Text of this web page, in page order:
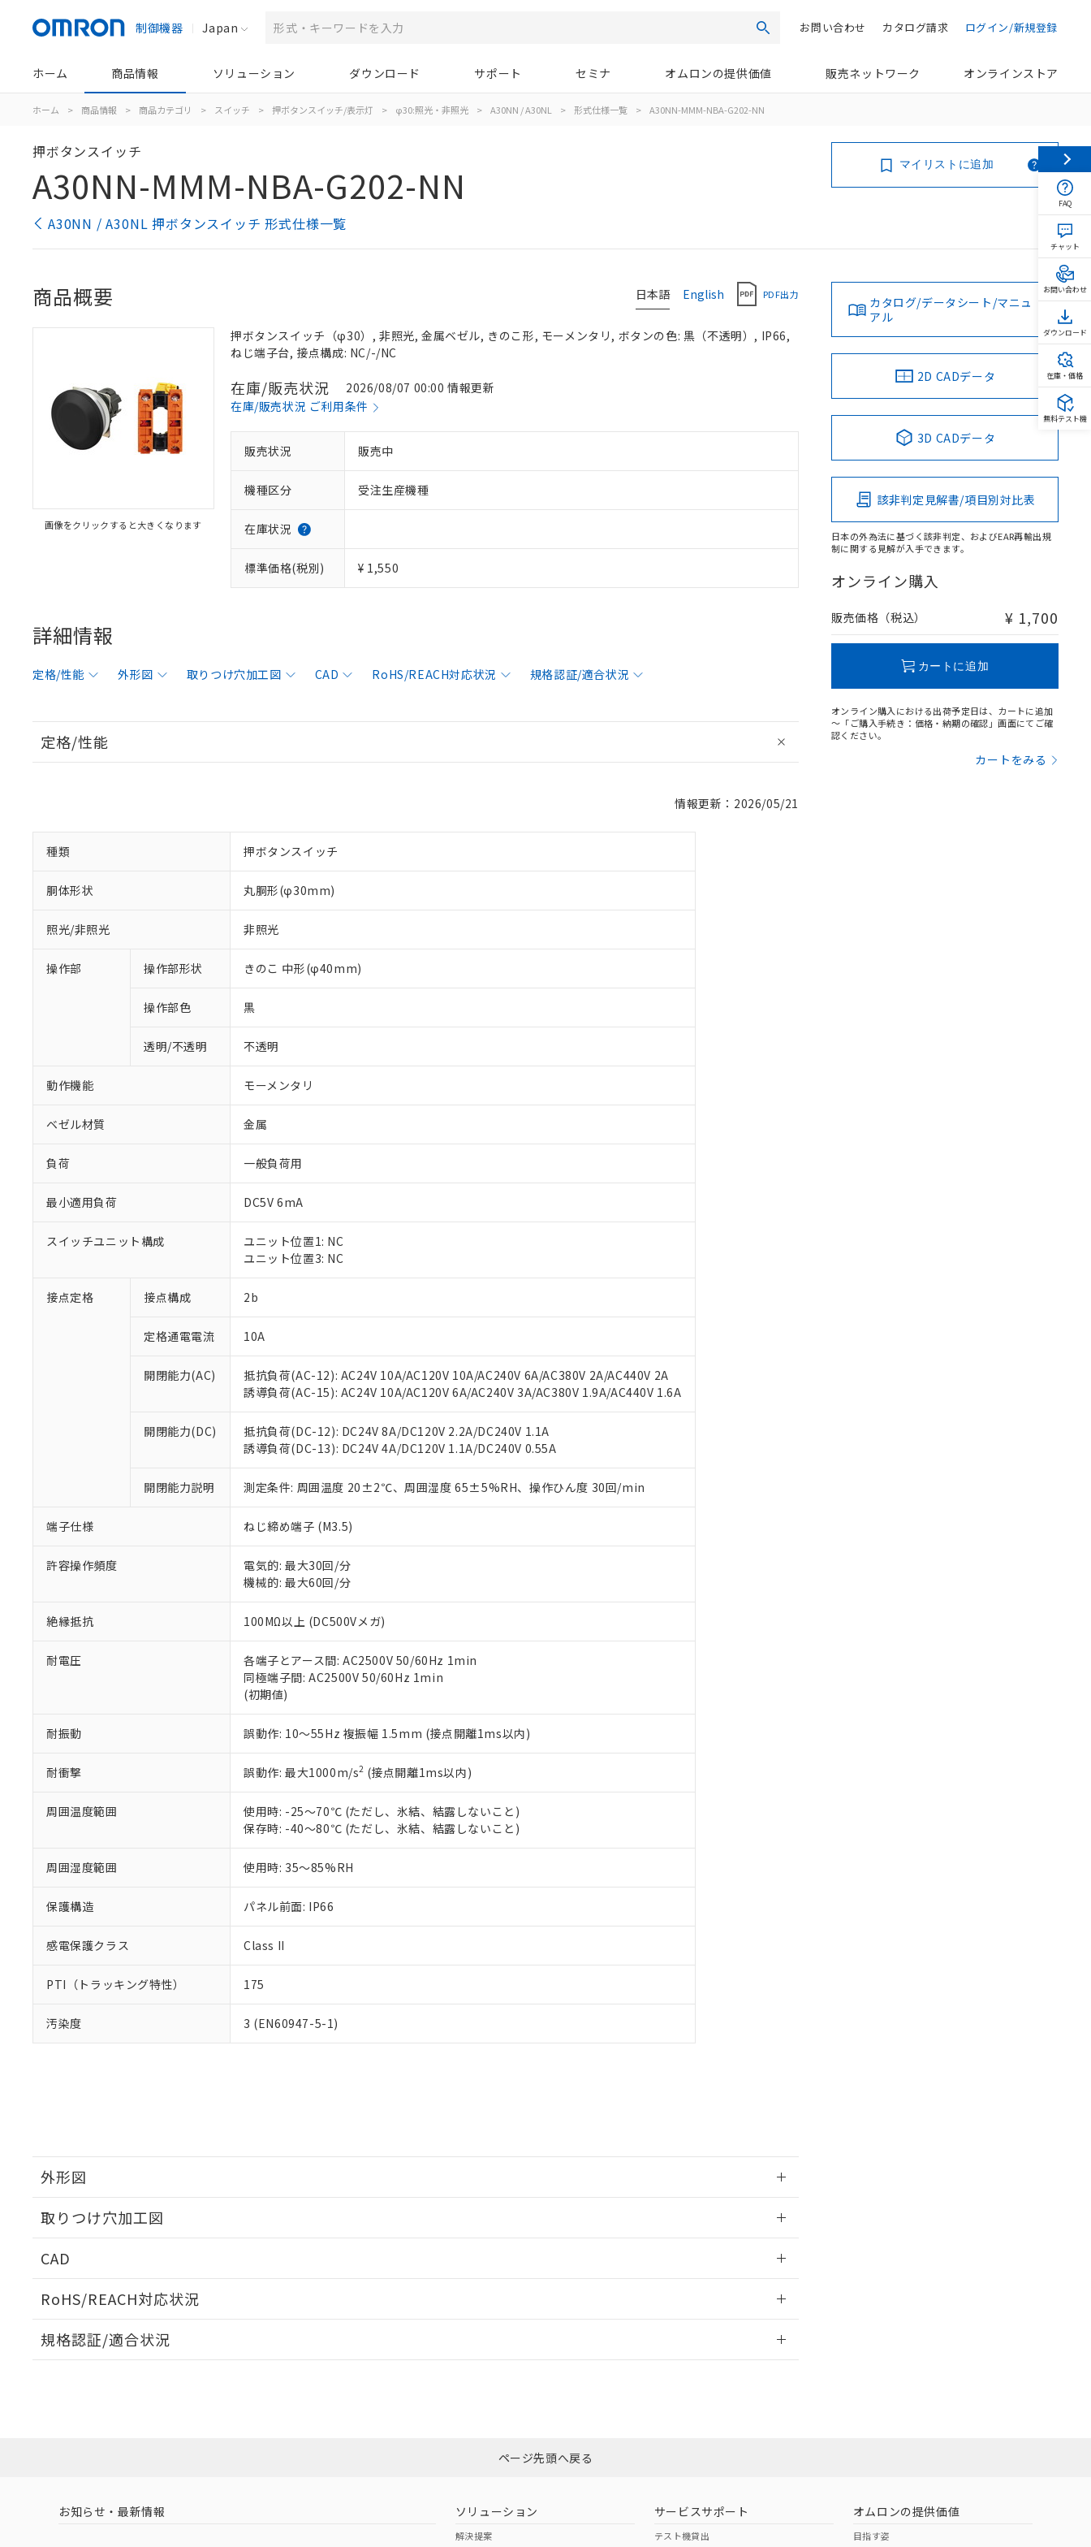
制御機器 Japan 検索 ログイン/新規登録
カタログ請求
お問い合わせ
ホーム 商品情報 ソリューション ダウンロード サポート セミナ オムロンの提供価値 販売ネットワーク オンラインストア
ホーム > 商品情報 > 商品カテゴリ > スイッチ > 押ボタンスイッチ/表示灯 > φ30:照光・非照光 > A30NN / A30NL > 形式仕様一覧 > A30NN-MMM-NBA-G202-NN
押ボタンスイッチ
A30NN-MMM-NBA-G202-NN
A30NN / A30NL 押ボタンスイッチ 形式仕様一覧
マイリストに追加
日本語 English PDF出力
商品概要
画像をクリックすると大きくなります
押ボタンスイッチ（φ30）, 非照光, 金属ベゼル, きのこ形, モーメンタリ, ボタンの色: 黒（不透明）, IP66,
ねじ端子台, 接点構成: NC/-/NC
在庫/販売状況
2026/08/07 00:00 情報更新
在庫/販売状況 ご利用条件
販売状況 販売中
機種区分 受注生産機種
在庫状況
標準価格(税別) ¥ 1,550
詳細情報
定格/性能 外形図 取りつけ穴加工図 CAD RoHS/REACH対応状況 規格認証/適合状況
定格/性能
情報更新：2026/05/21
種類 押ボタンスイッチ
胴体形状 丸胴形(φ30mm)
照光/非照光 非照光
操作部 操作部形状 きのこ 中形(φ40mm)
操作部色 黒
透明/不透明 不透明
動作機能 モーメンタリ
ベゼル材質 金属
負荷 一般負荷用
最小適用負荷 DC5V 6mA
スイッチユニット構成
ユニット位置1: NC
ユニット位置3: NC
接点定格 接点構成 2b
定格通電電流 10A
開閉能力(AC)
抵抗負荷(AC-12): AC24V 10A/AC120V 10A/AC240V 6A/AC380V 2A/AC440V 2A
誘導負荷(AC-15): AC24V 10A/AC120V 6A/AC240V 3A/AC380V 1.9A/AC440V 1.6A
開閉能力(DC)
抵抗負荷(DC-12): DC24V 8A/DC120V 2.2A/DC240V 1.1A
誘導負荷(DC-13): DC24V 4A/DC120V 1.1A/DC240V 0.55A
開閉能力説明 測定条件: 周囲温度 20±2℃、周囲湿度 65±5%RH、操作ひん度 30回/min
端子仕様 ねじ締め端子 (M3.5)
許容操作頻度
電気的: 最大30回/分
機械的: 最大60回/分
絶縁抵抗 100MΩ以上 (DC500Vメガ)
耐電圧
各端子とアース間: AC2500V 50/60Hz 1min
同極端子間: AC2500V 50/60Hz 1min
(初期値)
耐振動 誤動作: 10～55Hz 複振幅 1.5mm (接点開離1ms以内)
耐衝撃 誤動作: 最大1000m/s2 (接点開離1ms以内)
周囲温度範囲
使用時: -25～70℃ (ただし、氷結、結露しないこと)
保存時: -40～80℃ (ただし、氷結、結露しないこと)
周囲湿度範囲 使用時: 35～85%RH
保護構造 パネル前面: IP66
感電保護クラス Class II
PTI（トラッキング特性） 175
汚染度 3 (EN60947-5-1)
外形図
取りつけ穴加工図
CAD
RoHS/REACH対応状況
EU RoHS 注意事項・凡例
ダウンロードはこちら
中国 RoHS 注意事項・凡例
規格認証/適合状況
カタログ/データシート/マニュ
アル
2D CADデータ
3D CADデータ
該非判定見解書/項目別対比表
日本の外為法に基づく該非判定、およびEAR再輸出規
制に関する見解が入手できます。
オンライン購入
販売価格（税込） ¥ 1,700
カートに追加
オンライン購入における出荷予定日は、カートに追加
～「ご購入手続き：価格・納期の確認」画面にてご確
認ください。
カートをみる
本サービスは、当社制御機器事業取扱商品の当社在庫状況および標準価格(税抜)を提供させていただ
くものです。
当社制御機器事業取扱商品の中には、本サービスの対象外となる商品もあることをご了承ください。
在庫状況および標準価格照会結果は、記載している更新日時点での社内データに基づき作成されるも
のであり、閲覧された時点での実際の在庫および標準価格とは異なる場合があることをご了承くださ
い。
正式な納期状況および標準価格はお客様のお取引先、またはお客様担当のオムロン制御機器販売店・
在庫状況および標準価格結果を当社の事前の承諾なく第三者に漏洩または開示しないようお願いしま
す。
マイパーツ機能（部品リスト作成サービス）をご利用いただくには、I-Webメンバーズにご登録され
ている必要があります。
お客様が当ウェブサイト上で当社にご登録された部品リストについて、当社および当社の共同利用者
が、当社の製品・サービスに関するお客様との取引・商談に必要な範囲で利用することをご了承くだ
※当社の共同利用者とは、 "個人情報の共同利用に関して"
いる法人を指します。
※1 対応状況
対応済み：EU RoHS指令（10物質）の非含有に対応した製品が提供可能な商品です。
対応予定：EU RoHS指令（10物質）の非含有に対応した製品に切り替える予定のある商品です。
対応予定なし：EU RoHS指令（10物質）の非含有に非対応の商品で、対応品を出す予定はありません。
仕入先様の事情により、非含有部品としていたものが、含有品と判明した場合などやむを得ず変更すること
があります。
*EU RoHS指令（10物質）：
鉛(Pb) 1000ppm以下、 水銀(Hg) 1000ppm以下、 カドミウム(Cd) 100ppm以下、
六価クロム(Cr(Ⅵ)) 1000ppm以下、ポリ臭化ビフェニル類(PBB) 1000ppm以下、ポリ臭化ジフェニルエーテル類(PBDE) 1000ppm以下、
フタル酸ビス(2-エチルヘキシル) (DEHP)(別名：DOP) 1000ppm以下、フタル酸ブチルベンジル（BBP） 1000ppm以下、フタル酸ジブチ
ル（DBP） 1000ppm以下、フタル酸ジイソブチル (DIBP) 1000ppm以下
但し、RoHS指令で産業用監視および制御機器に対する適用除外項目は除く。
フタル酸エステル類の４物質については閾値を超える意図的な使用がないことを確認しています。
部品在庫の切り替え状況などにより、予定月が前後することがあります。
※3 非含有証明書ダウンロード
下記の非含有証明書をダウンロードすることができます。
EU RoHS指令（10物質）の非含有証明書
51物質の非含有証明書（当社基準）
※本証明書は発行日時点で非含有を証明するもので、過去に遡って非含有を証明するものではありません。
混在することから備考欄に対応日を記載しておりました。
既に当社にて対応品への在庫切替を完了していることから、特段のことがない限り、2022年1月12日よ
り割愛しております。
※1 中国RoHS○×表
「○」：最大均質材料含有率が中国RoHSの基準値以下であることを示します。
「×」：最大均質材料含有率が中国RoHSの基準値を超えていることを示します。
「－」：未確認です。当社販売部門へお問い合わせください。
*中国RoHS10物質の基準値 (GB/T26572)：
Pb(鉛) :1000ppm、 Hg(水銀) : 1000ppm、 Cd(カドミウム) : 100ppm、
Cr(Ⅵ)(六価クロム) : 1000ppm、 PBBs(ポリ臭化ビフェニル類) : 1000ppm、 PBDEs(ポリ臭化ジフェニルエーテル類) : 1000ppm、
※2 環境保護使用期限
「10」：通常の使用状況下において有害物質が外部に漏えいし、環境に深刻な影響を及ぼさない年数を意
味します。
「－」：未確認です。当社販売部門へお問い合わせください。
当社は、これら貴社製品のうち、外国為替および外国貿易法に定める商品（以下｢規制貨物等」とい
う）を輸出または国外への提供する場合は、日本国政府の輸出許可(または役務取引許可)を取得する
などの必要な手続きをとります。
当社は規制貨物を破棄する場合は、完全に破砕するなど、違法に輸出されないよう必要な手段を講じ
ます。
当社は貴社製品を、核兵器、ミサイル、化学兵器、生物兵器またはその他武器並びにこれらの製造装
置等に一切使用いたしません。
また当社は、販売先および販売に係わる関係者が違法に輸出するおそれがある場合は、取り引きをい
たしません。
説明
一定数以上の在庫あり
在庫なし(最新の在庫状況については、お客様のお取引先、またはお客様担当のオムロン制御
受注生産機種、また在庫状況の情報を公開していない機種
ページ先頭へ戻る
お知らせ・最新情報 ソリューション
解決提案
サービスサポート
テスト機貸出
オムロンの提供価値
目指す姿
FAQ
チャット
お問い合わせ
ダウンロード
在庫・価格
無料テスト機